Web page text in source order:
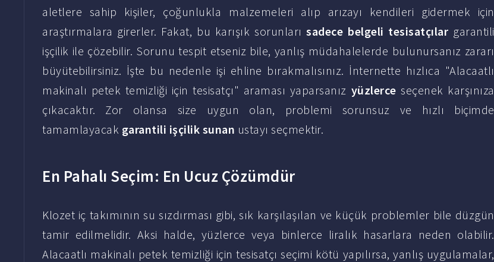
aletlere sahip kişiler, çoğunlukla malzemeleri alıp arızayı kendileri gidermek için
araştırmalara girerler. Fakat, bu karışık sorunlarısadece belgeli tesisatçılar garantili
işçilik ile çözebilir. Sorunu tespit etseniz bile, yanlış müdahalelerde bulunursanız zararı
büyütebilirsiniz. İşte bu nedenle işi ehline bırakmalısınız. İnternette hızlıca "Alacaatlı
makinalı petek temizliği için tesisatçı" araması yaparsanız yüzlerce seçenek karşınıza
çıkacaktır. Zor olansa size uygun olan, problemi sorunsuz ve hızlı biçimde
tamamlayacak garantili işçilik sunan ustayı seçmektir.
En Pahalı Seçim: En Ucuz Çözümdür
Klozet iç takımının su sızdırması gibi, sık karşılaşılan ve küçük problemler bile düzgün
tamir edilmelidir. Aksi halde, yüzlerce veya binlerce liralık hasarlara neden olabilir.
Alacaatlı makinalı petek temizliği için tesisatçı seçimi kötü yapılırsa, yanlış uygulamalar,